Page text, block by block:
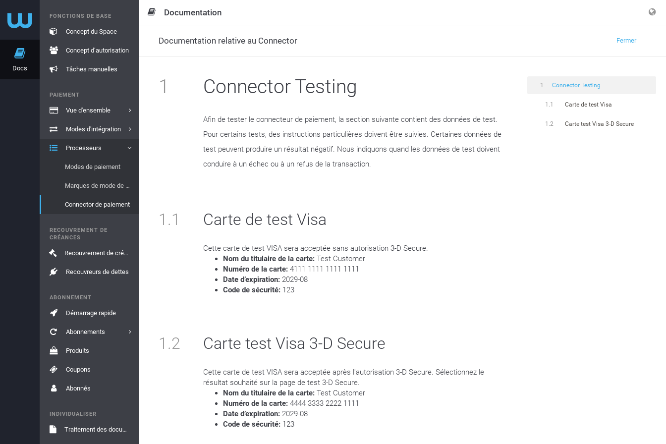
Docs
FONCTIONS DE BASE
Concept du Space
Concept d’autorisation
Tâches manuelles
PAIEMENT
Vue d'ensemble
Modes d'intégration
Processeurs
Modes de paiement
Marques de mode de paiement
Connector de paiement
RECOUVREMENT DE
CRÉANCES
Recouvrement de créances
Recouvreurs de dettes
ABONNEMENT
Démarrage rapide
Abonnements
Produits
Coupons
Abonnés
INDIVIDUALISER
Traitement des documents
Documentation
Documentation relative au Connector Fermer
1 Connector Testing
Afin de tester le connecteur de paiement, la section suivante contient des données de test.
Pour certains tests, des instructions particulières doivent être suivies. Certaines données de
test peuvent produire un résultat négatif. Nous indiquons quand les données de test doivent
conduire à un échec ou à un refus de la transaction.
1.1 Carte de test Visa
Cette carte de test VISA sera acceptée sans autorisation 3-D Secure.
Nom du titulaire de la carte: Test Customer
Numéro de la carte: 4111 1111 1111 1111
Date d’expiration: 2029-08
Code de sécurité: 123
1.2 Carte test Visa 3-D Secure
Cette carte de test VISA sera acceptée après l'autorisation 3-D Secure. Sélectionnez le
résultat souhaité sur la page de test 3-D Secure.
Nom du titulaire de la carte: Test Customer
Numéro de la carte: 4444 3333 2222 1111
Date d’expiration: 2029-08
Code de sécurité: 123
1 Connector Testing
1.1 Carte de test Visa
1.2 Carte test Visa 3-D Secure